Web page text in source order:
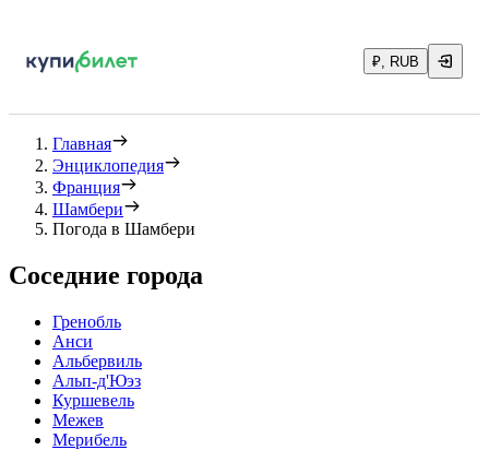
₽, RUB
Главная
Энциклопедия
Франция
Шамбери
Погода в Шамбери
Соседние города
Гренобль
Анси
Альбервиль
Альп-д'Юэз
Куршевель
Межев
Мерибель